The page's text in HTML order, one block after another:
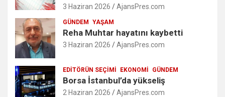
3 Haziran 2026 AjansPres.com
GÜNDEM YAŞAM
Reha Muhtar hayatını kaybetti
3 Haziran 2026 AjansPres.com
EDITÖRÜN SEÇIMI EKONOMI GÜNDEM
Borsa İstanbul’da yükseliş
2 Haziran 2026 AjansPres.com